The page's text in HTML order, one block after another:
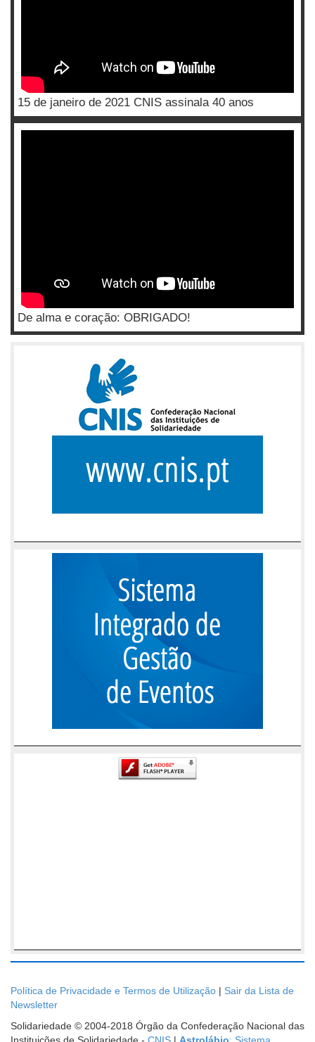
15 de janeiro de 2021 CNIS assinala 40 anos
De alma e coração: OBRIGADO!
Política de Privacidade e Termos de Utilização | Sair da Lista de
Newsletter
Solidariedade © 2004-2018 Órgão da Confederação Nacional das